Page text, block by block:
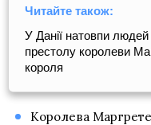
Читайте також:
У Данії натовпи
престолу королеви
короля
Королева Маргрете